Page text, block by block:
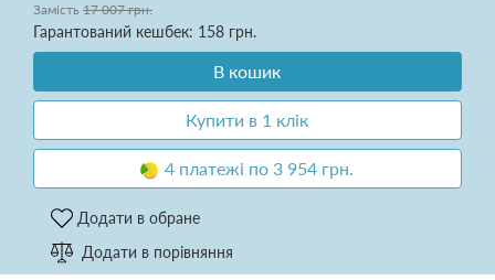
Доставка і оплата
Про нас
Замість 17 007 грн.
Гарантований кешбек: 158 грн.
В кошик
Купити в 1 клік
4 платежі по 3 954 грн.
Додати в обране
Додати в порівняння